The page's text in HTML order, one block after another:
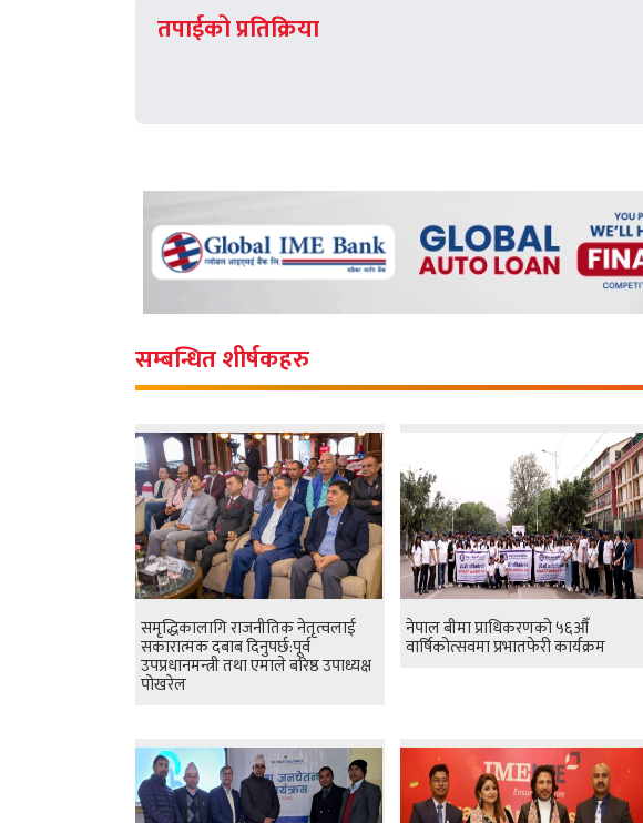
तपाईको प्रतिक्रिया
सम्बन्धित शीर्षकहरु
समृद्धिकालागि राजनीतिक नेतृत्वलाई
सकारात्मक दबाब दिनुपर्छ:पूर्व
उपप्रधानमन्त्री तथा एमाले बरिष्ठ उपाध्यक्ष
पोखरेल
नेपाल बीमा प्राधिकरणको ५६औँ
वार्षिकोत्सवमा प्रभातफेरी कार्यक्रम